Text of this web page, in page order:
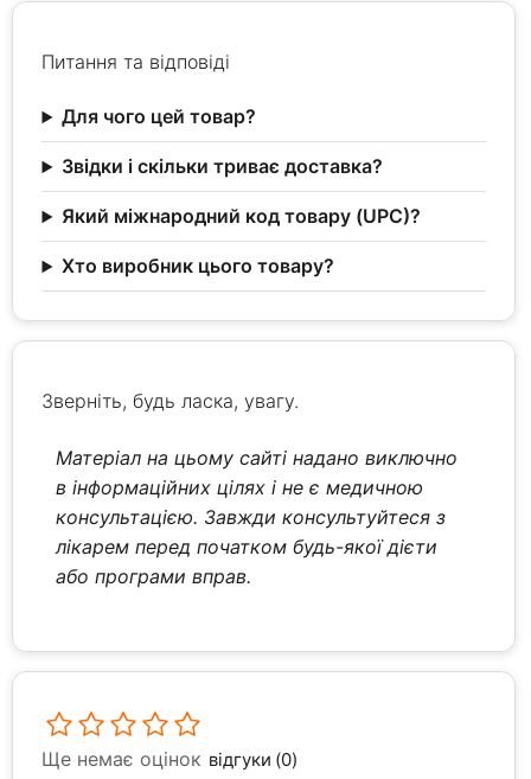
Питання та відповіді
Для чого цей товар?
Звідки і скільки триває доставка?
Який міжнародний код товару (UPC)?
Хто виробник цього товару?
Зверніть, будь ласка, увагу.
Матеріал на цьому сайті надано виключно
в інформаційних цілях і не є медичною
консультацією. Завжди консультуйтеся з
лікарем перед початком будь-якої дієти
або програми вправ.
Ще немає оцінок відгуки (0)